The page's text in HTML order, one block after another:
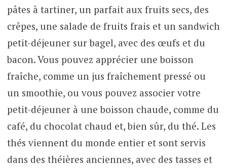
pâtes à tartiner, un parfait aux fruits secs, des
crêpes, une salade de fruits frais et un sandwich
petit-déjeuner sur bagel, avec des œufs et du
bacon. Vous pouvez apprécier une boisson
fraîche, comme un jus fraîchement pressé ou
un smoothie, ou vous pouvez associer votre
petit-déjeuner à une boisson chaude, comme du
café, du chocolat chaud et, bien sûr, du thé. Les
thés viennent du monde entier et sont servis
dans des théières anciennes, avec des tasses et